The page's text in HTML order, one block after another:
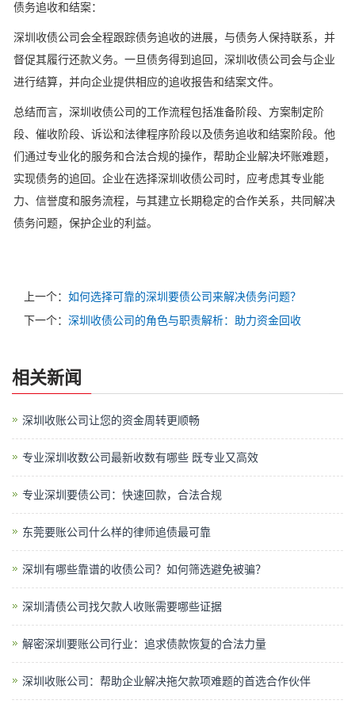
债务追收和结案：
深圳收债公司会全程跟踪债务追收的进展，与债务人保持联系，并
督促其履行还款义务。一旦债务得到追回，深圳收债公司会与企业
进行结算，并向企业提供相应的追收报告和结案文件。
总结而言，深圳收债公司的工作流程包括准备阶段、方案制定阶
段、催收阶段、诉讼和法律程序阶段以及债务追收和结案阶段。他
们通过专业化的服务和合法合规的操作，帮助企业解决坏账难题，
实现债务的追回。企业在选择深圳收债公司时，应考虑其专业能
力、信誉度和服务流程，与其建立长期稳定的合作关系，共同解决
债务问题，保护企业的利益。
上一个： 如何选择可靠的深圳要债公司来解决债务问题？
下一个： 深圳收债公司的角色与职责解析：助力资金回收
相关新闻
深圳收账公司让您的资金周转更顺畅
专业深圳收数公司最新收数有哪些 既专业又高效
专业深圳要债公司：快速回款，合法合规
东莞要账公司什么样的律师追债最可靠
深圳有哪些靠谱的收债公司？如何筛选避免被骗？
深圳清债公司找欠款人收账需要哪些证据
解密深圳要账公司行业：追求债款恢复的合法力量
深圳收账公司：帮助企业解决拖欠款项难题的首选合作伙伴